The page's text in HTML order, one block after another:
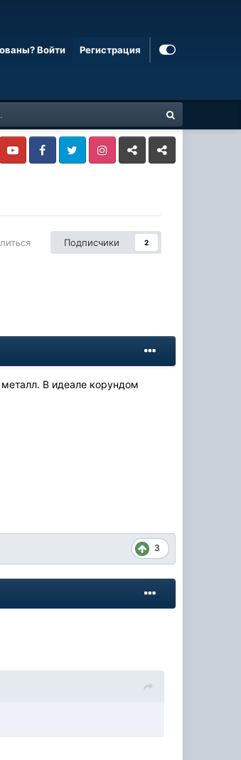
Войти Регистрация
YouTube FacebookTwitter InstagramLivejournalOdnoklassniki
Подписчики 2
В идеале корундом
3